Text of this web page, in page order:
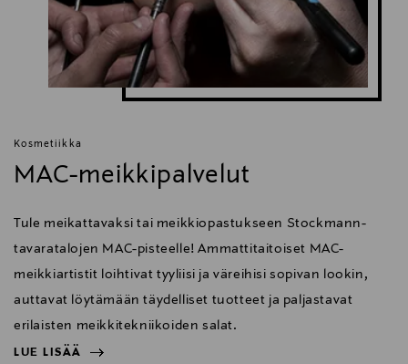
Kosmetiikka
MAC-meikkipalvelut
Tule meikattavaksi tai meikkiopastukseen Stockmann-
tavaratalojen MAC-pisteelle! Ammattitaitoiset MAC-
meikkiartistit loihtivat tyyliisi ja väreihisi sopivan lookin,
auttavat löytämään täydelliset tuotteet ja paljastavat
erilaisten meikkitekniikoiden salat.
LUE LISÄÄ